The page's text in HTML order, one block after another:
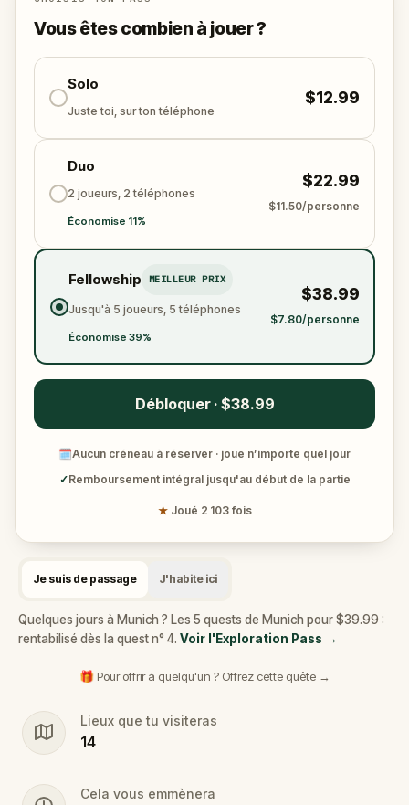
frissons, de réflexion et de collaboration.
Parviendrez-vous à renvoyer le fantôme dans l’au-
votre maître ?
Vous êtes combien à jouer ?
Solo
Juste toi, sur ton téléphone
$12.99
Duo
2 joueurs, 2 téléphones
Économise 11%
$22.99
$11.50/personne
Fellowship MEILLEUR PRIX
Jusqu'à 5 joueurs, 5 téléphones
Économise 39%
$38.99
$7.80/personne
Débloquer · $38.99
🗓Aucun créneau à réserver · joue n’importe quel jour
✓Remboursement intégral jusqu'au début de la partie
★ Joué 2 103 fois
Je suis de passage J'habite ici
Quelques jours à Munich ? Les 5 quests de Munich pour $39.99 :
rentabilisé dès la quest n° 4. Voir l'Exploration Pass →
🎁 Pour offrir à quelqu'un ? Offrez cette quête →
Lieux que tu visiteras
14
Cela vous emmènera